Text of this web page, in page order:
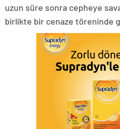
uzun süre sonra cepheye
birlikte bir cenaze töreninde